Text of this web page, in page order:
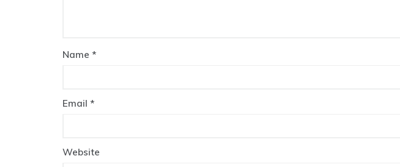
Name *
Email *
Website